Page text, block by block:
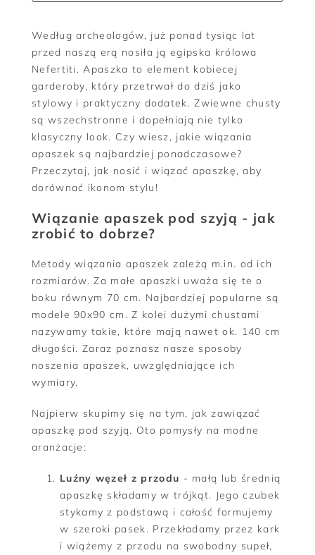
Według archeologów, już ponad tysiąc lat
przed naszą erą nosiła ją egipska królowa
Nefertiti. Apaszka to element kobiecej
garderoby, który przetrwał do dziś jako
stylowy i praktyczny dodatek. Zwiewne chusty
są wszechstronne i dopełniają nie tylko
klasyczny look. Czy wiesz, jakie wiązania
apaszek są najbardziej ponadczasowe?
Przeczytaj, jak nosić i wiązać apaszkę, aby
dorównać ikonom stylu!
Wiązanie apaszek pod szyją - jak
zrobić to dobrze?
Metody wiązania apaszek zależą m.in. od ich
rozmiarów. Za małe apaszki uważa się te o
boku równym 70 cm. Najbardziej popularne są
modele 90x90 cm. Z kolei dużymi chustami
nazywamy takie, które mają nawet ok. 140 cm
długości. Zaraz poznasz nasze sposoby
noszenia apaszek, uwzględniające ich
wymiary.
Najpierw skupimy się na tym, jak zawiązać
apaszkę pod szyją. Oto pomysły na modne
aranżacje:
Luźny węzeł z przodu - małą lub średnią
apaszkę składamy w trójkąt. Jego czubek
stykamy z podstawą i całość formujemy
w szeroki pasek. Przekładamy przez kark
i wiążemy z przodu na swobodny supeł,